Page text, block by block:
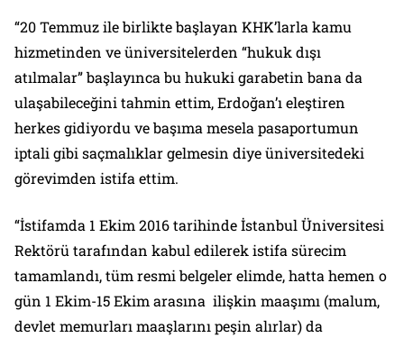
“20 Temmuz ile birlikte başlayan KHK’larla kamu
hizmetinden ve üniversitelerden “hukuk dışı
atılmalar” başlayınca bu hukuki garabetin bana da
ulaşabileceğini tahmin ettim, Erdoğan’ı eleştiren
herkes gidiyordu ve başıma mesela pasaportumun
iptali gibi saçmalıklar gelmesin diye üniversitedeki
görevimden istifa ettim.
“İstifamda 1 Ekim 2016 tarihinde İstanbul Üniversitesi
Rektörü tarafından kabul edilerek istifa sürecim
tamamlandı, tüm resmi belgeler elimde, hatta hemen o
gün 1 Ekim-15 Ekim arasına ilişkin maaşımı (malum,
devlet memurları maaşlarını peşin alırlar) da